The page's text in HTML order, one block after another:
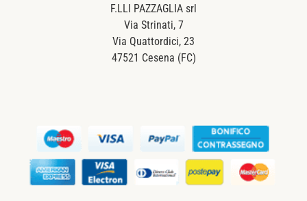
F.LLI PAZZAGLIA srl
Via Strinati, 7
Via Quattordici, 23
47521 Cesena (FC)